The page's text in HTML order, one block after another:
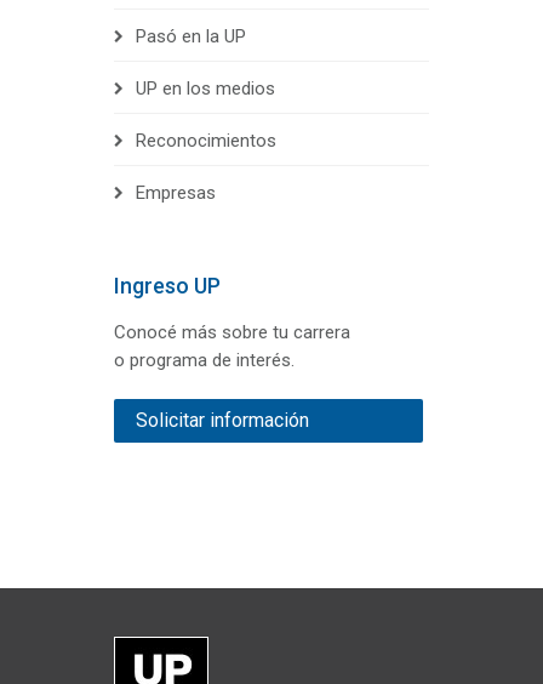
Pasó en la UP
UP en los medios
Reconocimientos
Empresas
Ingreso UP
Conocé más sobre tu carrera
o programa de interés.
Solicitar información